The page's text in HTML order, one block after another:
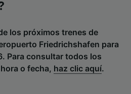
los próximos trenes de
Friedrichshafen para
Para consultar todos los
o fecha, haz clic aquí.